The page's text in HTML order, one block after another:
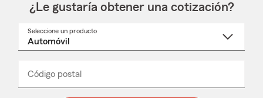
¿Le gustaría obtener una cotización?
Seleccione un producto
desplegable
Código postal
_____